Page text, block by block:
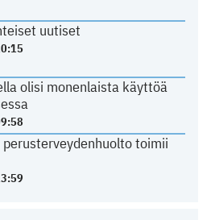
uutiset
olisi monenlaista käyttöä
perusterveydenhuolto toimii